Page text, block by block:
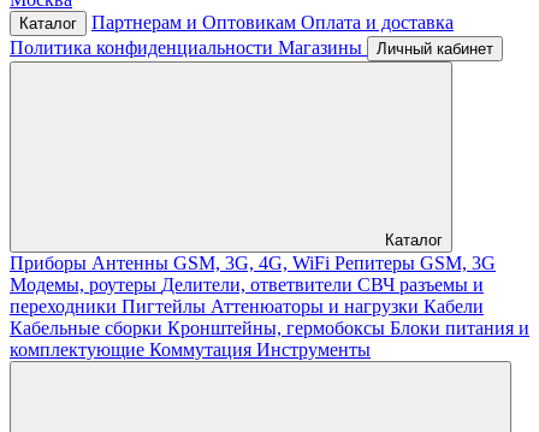
Каталог Партнерам и Оптовикам Оплата и доставка
Политика конфиденциальности Магазины Личный кабинет
Каталог
Приборы Антенны GSM, 3G, 4G, WiFi Репитеры GSM, 3G
Модемы, роутеры Делители, ответвители СВЧ разъемы и
переходники Пигтейлы Аттенюаторы и нагрузки Кабели
Кабельные сборки Кронштейны, гермобоксы Блоки питания и
комплектующие Коммутация Инструменты